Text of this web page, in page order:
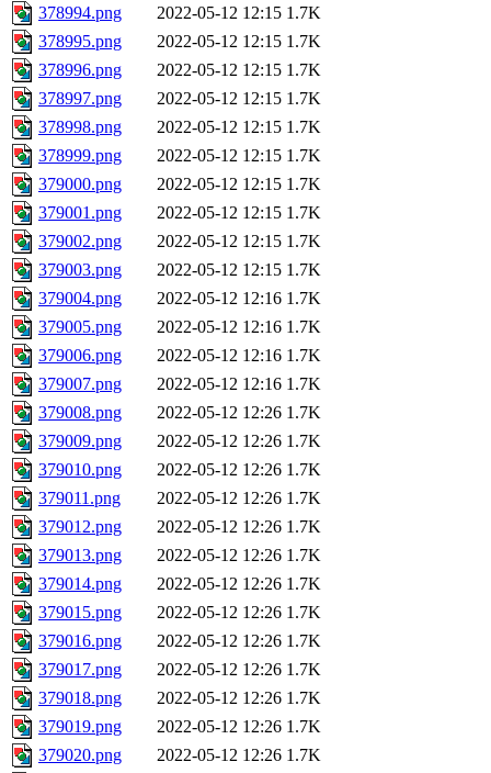
378994.png
2022-05-12 12:15 1.7K
378995.png
2022-05-12 12:15 1.7K
378996.png
2022-05-12 12:15 1.7K
378997.png
2022-05-12 12:15 1.7K
378998.png
2022-05-12 12:15 1.7K
378999.png
2022-05-12 12:15 1.7K
379000.png
2022-05-12 12:15 1.7K
379001.png
2022-05-12 12:15 1.7K
379002.png
2022-05-12 12:15 1.7K
379003.png
2022-05-12 12:15 1.7K
379004.png
2022-05-12 12:16 1.7K
379005.png
2022-05-12 12:16 1.7K
379006.png
2022-05-12 12:16 1.7K
379007.png
2022-05-12 12:16 1.7K
379008.png
2022-05-12 12:26 1.7K
379009.png
2022-05-12 12:26 1.7K
379010.png
2022-05-12 12:26 1.7K
379011.png
2022-05-12 12:26 1.7K
379012.png
2022-05-12 12:26 1.7K
379013.png
2022-05-12 12:26 1.7K
379014.png
2022-05-12 12:26 1.7K
379015.png
2022-05-12 12:26 1.7K
379016.png
2022-05-12 12:26 1.7K
379017.png
2022-05-12 12:26 1.7K
379018.png
2022-05-12 12:26 1.7K
379019.png
2022-05-12 12:26 1.7K
379020.png
2022-05-12 12:26 1.7K